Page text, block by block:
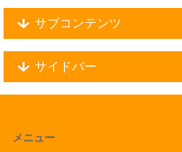
サブコンテンツ
サイドバー
メニュー